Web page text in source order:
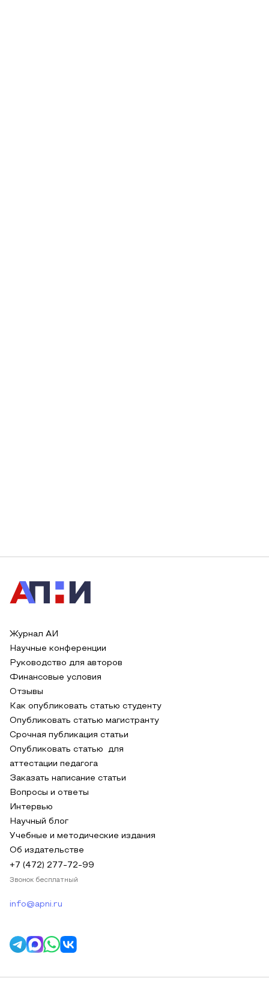
Журнал АИ
Научные конференции
Руководство для авторов
Финансовые условия
Отзывы
Как опубликовать статью студенту
Опубликовать статью магистранту
Срочная публикация статьи
Опубликовать статью для
аттестации педагога
Заказать написание статьи
Вопросы и ответы
Интервью
Научный блог
Учебные и методические издания
Об издательстве
+7 (472) 277-72-99
Звонок бесплатный
info@apni.ru